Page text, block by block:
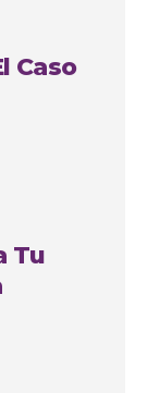
Caso
Tu